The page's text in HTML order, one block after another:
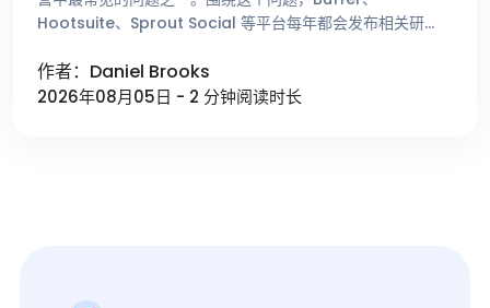
Hootsuite、Sprout Social 等平台每年都会发布相关研
作者：Daniel Brooks
2026年08月05日 - 2 分钟阅读时长